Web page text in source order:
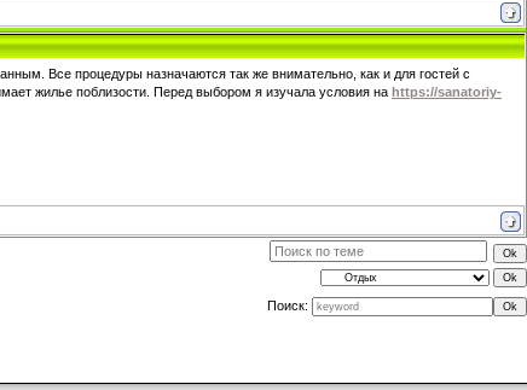
Все процедуры назначаются так же внимательно, как и для гостей с
жилье поблизости. Перед выбором я изучала условия на https://sanatoriy-
Поиск: